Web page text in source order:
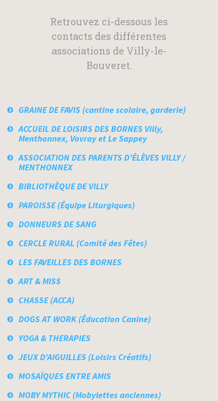
Retrouvez ci-dessous les
contacts des différentes
associations de Villy-le-
Bouveret.
GRAINE DE FAVIS (cantine scolaire, garderie)
ACCUEIL DE LOISIRS DES BORNES Villy,
Menthonnex, Vovray et Le Sappey
ASSOCIATION DES PARENTS D’ÉLÈVES VILLY /
MENTHONNEX
BIBLIOTHÈQUE DE VILLY
PAROISSE (Équipe Liturgiques)
DONNEURS DE SANG
CERCLE RURAL (Comité des Fêtes)
LES FAVEILLES DES BORNES
ART & MISS
CHASSE (ACCA)
DOGS AT WORK (Éducation Canine)
YOGA & THERAPIES
JEUX D'AIGUILLES (Loisirs Créatifs)
MOSAÏQUES ENTRE AMIS
MOBY MYTHIC (Mobylettes anciennes)